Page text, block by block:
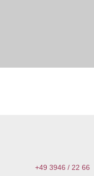
+49 3946 / 22 66